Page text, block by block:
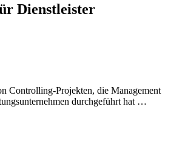
Dienstleister
Controlling-Projekten, die Management
durchgeführt hat …